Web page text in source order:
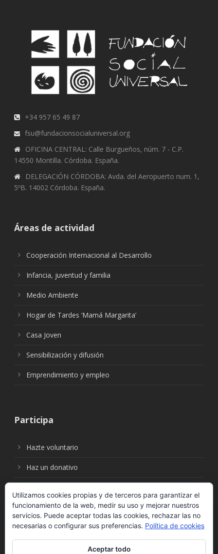
+34 957 65 49 87
fsu@fundacionsocialuniversal.org
OFICINA CENTRAL: Calle Burgueños, núm. 7 - C.P.
14550 Montilla. Córdoba. España.
DELEGACIÓN CÓRDOBA: Avda. del Aeropuerto num. 1,
5ºB. 14002 Córdoba. España.
Áreas de actividad
Cooperación Internacional al Desarrollo
Infancia, juventud y familia
Medio Ambiente
Hogar de Tardes ‘Mamá Margarita’
Casa Joven
Sensibilización y difusión
Emprendimiento y empleo
Participa
Hazte voluntario
Haz un donativo
Síguenos en:
Utilizamos cookies propias y de terceros para garantizar el
funcionamiento de la web, medir su uso y mejorar nuestros
servicios. Puede aceptar todas las cookies, rechazar las no
necesarias o configurar sus preferencias. Política de cookies
Aceptar todo